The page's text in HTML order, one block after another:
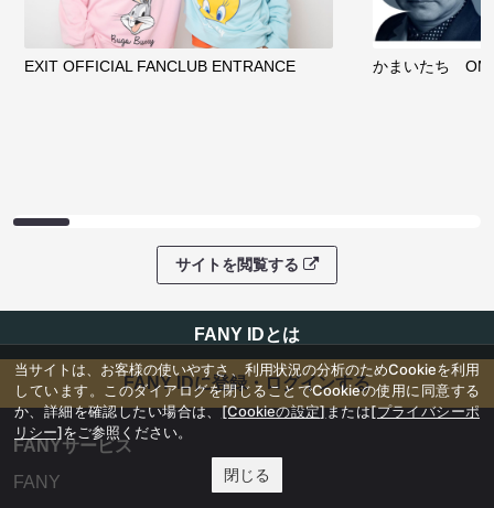
EXIT OFFICIAL FANCLUB ENTRANCE かまいたち
サイトを閲覧する
FANY IDとは
FANY IDに登録・ログインする
FANYサービス
FANY
当サイトは、お客様の使いやすさ、利用状況の分析のためCookieを利用
しています。このダイアログを閉じることでCookieの使用に同意する
か、詳細を確認したい場合は、[Cookieの設定]または[プライバシーポ
リシー]をご参照ください。
閉じる